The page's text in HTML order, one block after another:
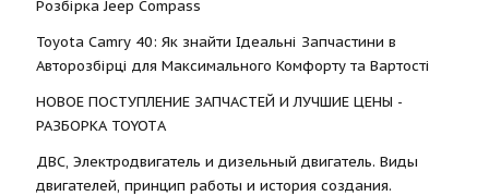
Розбірка Jeep Compass
Toyota Camry 40: Як знайти Ідеальні Запчастини в
Авторозбірці для Максимального Комфорту та Вартості
НОВОЕ ПОСТУПЛЕНИЕ ЗАПЧАСТЕЙ И ЛУЧШИЕ ЦЕНЫ -
РАЗБОРКА TOYOTА
ДВС, Электродвигатель и дизельный двигатель. Виды
двигателей, принцип работы и история создания.